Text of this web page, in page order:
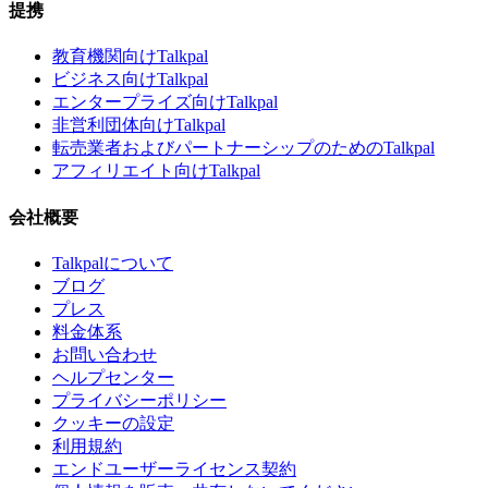
提携
教育機関向けTalkpal
ビジネス向けTalkpal
エンタープライズ向けTalkpal
非営利団体向けTalkpal
転売業者およびパートナーシップのためのTalkpal
アフィリエイト向けTalkpal
会社概要
Talkpalについて
ブログ
プレス
料金体系
お問い合わせ
ヘルプセンター
プライバシーポリシー
クッキーの設定
利用規約
エンドユーザーライセンス契約